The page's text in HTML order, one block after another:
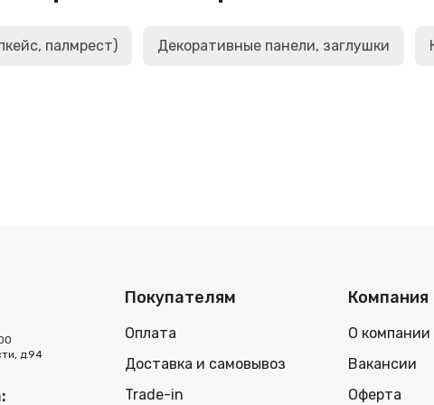
палмрест) Декоративные панели, заглушки
д.94
Покупателям
Оплата
Доставка и самовывоз
Trade-in
Компания
О компании
Вакансии
Оферта